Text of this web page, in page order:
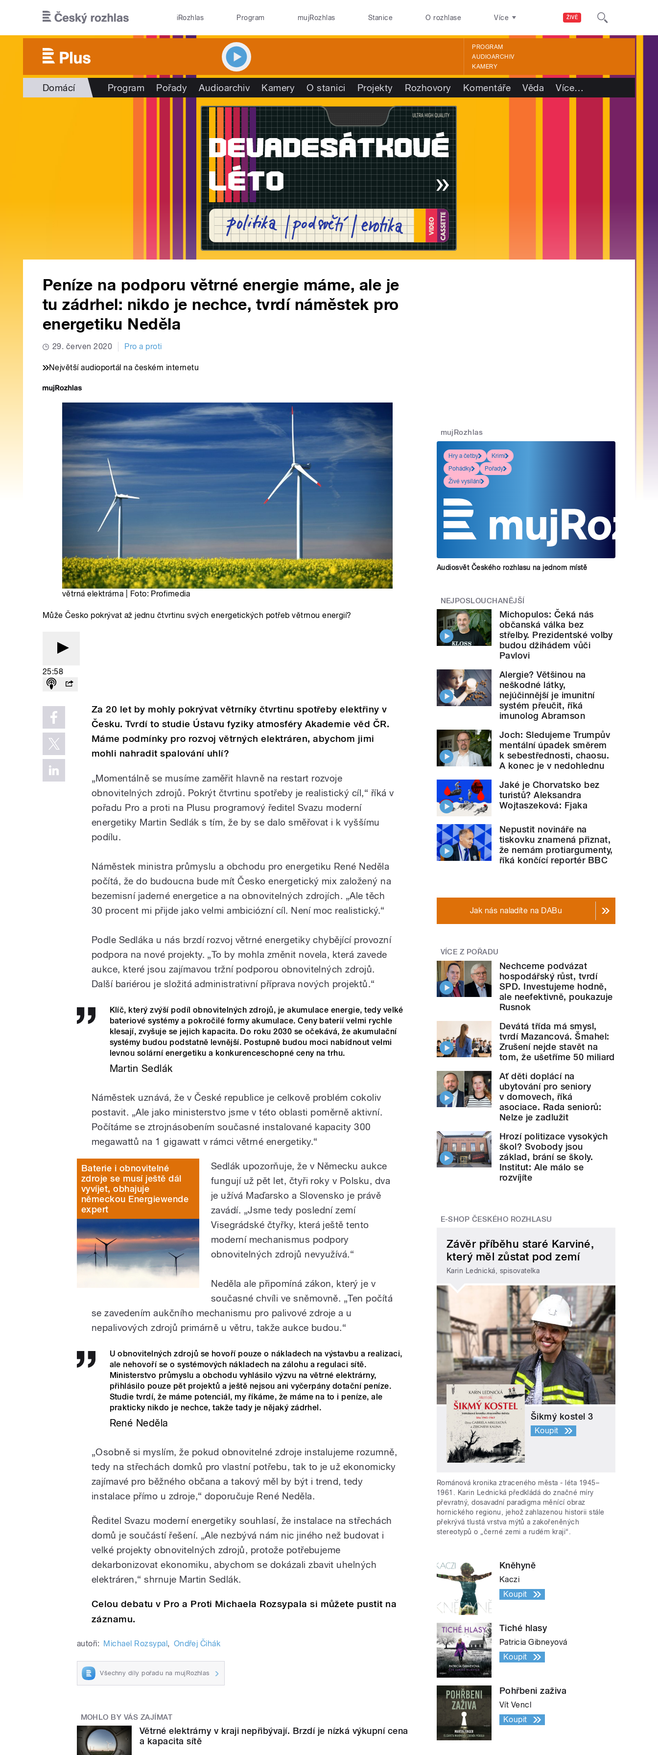
ŽIVĚ
iRozhlas Program mujRozhlas Stanice O rozhlase Více
PROGRAM
AUDIOARCHIV
KAMERY
Domácí Program Pořady Audioarchiv Kamery O stanici Projekty Rozhovory Komentáře Věda Více…
Peníze na podporu větrné energie máme, ale je
tu zádrhel: nikdo je nechce, tvrdí náměstek pro
energetiku Neděla
29. červen 2020 Pro a proti
Největší audioportál na českém internetu
větrná elektrárna | Foto: Profimedia
Může Česko pokrývat až jednu čtvrtinu svých energetických potřeb větrnou energií?
25:58
Za 20 let by mohly pokrývat větrníky čtvrtinu spotřeby elektřiny v
Česku. Tvrdí to studie Ústavu fyziky atmosféry Akademie věd ČR.
Máme podmínky pro rozvoj větrných elektráren, abychom jimi
mohli nahradit spalování uhlí?
„Momentálně se musíme zaměřit hlavně na restart rozvoje
obnovitelných zdrojů. Pokrýt čtvrtinu spotřeby je realistický cíl,“ říká v
pořadu Pro a proti na Plusu programový ředitel Svazu moderní
energetiky Martin Sedlák s tím, že by se dalo směřovat i k vyššímu
podílu.
Náměstek ministra průmyslu a obchodu pro energetiku René Neděla
počítá, že do budoucna bude mít Česko energetický mix založený na
bezemisní jaderné energetice a na obnovitelných zdrojích. „Ale těch
30 procent mi přijde jako velmi ambiciózní cíl. Není moc realistický.“
Podle Sedláka u nás brzdí rozvoj větrné energetiky chybějící provozní
podpora na nové projekty. „To by mohla změnit novela, která zavede
aukce, které jsou zajímavou tržní podporou obnovitelných zdrojů.
Další bariérou je složitá administrativní příprava nových projektů.“
Klíč, který zvýší podíl obnovitelných zdrojů, je akumulace energie, tedy velké
bateriové systémy a pokročilé formy akumulace. Ceny baterií velmi rychle
klesají, zvyšuje se jejich kapacita. Do roku 2030 se očekává, že akumulační
systémy budou podstatně levnější. Postupně budou moci nabídnout velmi
levnou solární energetiku a konkurenceschopné ceny na trhu.
Martin Sedlák
Náměstek uznává, že v České republice je celkově problém cokoliv
postavit. „Ale jako ministerstvo jsme v této oblasti poměrně aktivní.
Počítáme se ztrojnásobením současné instalované kapacity 300
megawattů na 1 gigawatt v rámci větrné energetiky.“
Baterie i obnovitelné
zdroje se musí ještě dál
vyvíjet, obhajuje
německou Energiewende
expert
Sedlák upozorňuje, že v Německu aukce
fungují už pět let, čtyři roky v Polsku, dva
je užívá Maďarsko a Slovensko je právě
zavádí. „Jsme tedy poslední zemí
Visegrádské čtyřky, která ještě tento
moderní mechanismus podpory
obnovitelných zdrojů nevyužívá.“
Neděla ale připomíná zákon, který je v
současné chvíli ve sněmovně. „Ten počítá
se zavedením aukčního mechanismu pro palivové zdroje a u
nepalivových zdrojů primárně u větru, takže aukce budou.“
U obnovitelných zdrojů se hovoří pouze o nákladech na výstavbu a realizaci,
ale nehovoří se o systémových nákladech na zálohu a regulaci sítě.
Ministerstvo průmyslu a obchodu vyhlásilo výzvu na větrné elektrárny,
přihlásilo pouze pět projektů a ještě nejsou ani vyčerpány dotační peníze.
Studie tvrdí, že máme potenciál, my říkáme, že máme na to i peníze, ale
prakticky nikdo je nechce, takže tady je nějaký zádrhel.
René Neděla
„Osobně si myslím, že pokud obnovitelné zdroje instalujeme rozumně,
tedy na střechách domků pro vlastní potřebu, tak to je už ekonomicky
zajímavé pro běžného občana a takový měl by být i trend, tedy
instalace přímo u zdroje,“ doporučuje René Neděla.
Ředitel Svazu moderní energetiky souhlasí, že instalace na střechách
domů je součástí řešení. „Ale nezbývá nám nic jiného než budovat i
velké projekty obnovitelných zdrojů, protože potřebujeme
dekarbonizovat ekonomiku, abychom se dokázali zbavit uhelných
elektráren,“ shrnuje Martin Sedlák.
Celou debatu v Pro a Proti Michaela Rozsypala si můžete pustit na
záznamu.
autoři: Michael Rozsypal, Ondřej Čihák
Všechny díly pořadu na mujRozhlas
MOHLO BY VÁS ZAJÍMAT
Větrné elektrárny v kraji nepřibývají. Brzdí je nízká výkupní cena
a kapacita sítě
mujRozhlas
Hry a četby
Krimi
Pohádky
Pořady
Živé vysílání
Audiosvět Českého rozhlasu na jednom místě
NEJPOSLOUCHANĚJŠÍ
Michopulos: Čeká nás
občanská válka bez
střelby. Prezidentské volby
budou džihádem vůči
Pavlovi
Alergie? Většinou na
neškodné látky,
nejúčinnější je imunitní
systém přeučit, říká
imunolog Abramson
Joch: Sledujeme Trumpův
mentální úpadek směrem
k sebestřednosti, chaosu.
A konec je v nedohlednu
Jaké je Chorvatsko bez
turistů? Aleksandra
Wojtaszeková: Fjaka
Nepustit novináře na
tiskovku znamená přiznat,
že nemám protiargumenty,
říká končící reportér BBC
Jak nás naladíte na DABu
VÍCE Z POŘADU
Nechceme podvázat
hospodářský růst, tvrdí
SPD. Investujeme hodně,
ale neefektivně, poukazuje
Rusnok
Devátá třída má smysl,
tvrdí Mazancová. Šmahel:
Zrušení nejde stavět na
tom, že ušetříme 50 miliard
Ať děti doplácí na
ubytování pro seniory
v domovech, říká
asociace. Rada seniorů:
Nelze je zadlužit
Hrozí politizace vysokých
škol? Svobody jsou
základ, brání se školy.
Institut: Ale málo se
rozvíjíte
E-SHOP ČESKÉHO ROZHLASU
Závěr příběhu staré Karviné,
který měl zůstat pod zemí
Karin Lednická, spisovatelka
Šikmý kostel 3
Koupit
Románová kronika ztraceného města - léta 1945–
1961. Karin Lednická předkládá do značné míry
převratný, dosavadní paradigma měnící obraz
hornického regionu, jehož zahlazenou historii stále
překrývá tlustá vrstva mýtů a zakořeněných
stereotypů o „černé zemi a rudém kraji“.
Kněhyně
Kaczi
Koupit
Tiché hlasy
Patricia Gibneyová
Koupit
Pohřbeni zaživa
Vít Vencl
Koupit